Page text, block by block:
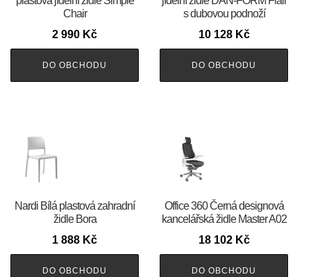
Chair
2 990 Kč
DO OBCHODU
s dubovou podnoží
10 128 Kč
DO OBCHODU
Nardi Bílá plastová zahradní
židle Bora
1 888 Kč
DO OBCHODU
Office 360 Černá designová
kancelářská židle Master A02
18 102 Kč
DO OBCHODU